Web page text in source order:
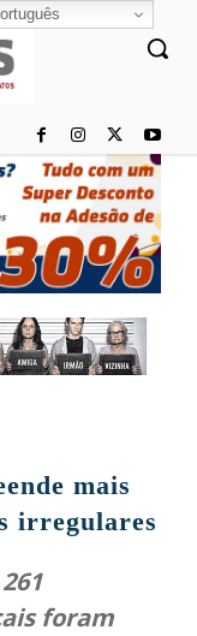
mais
irregulares
foram